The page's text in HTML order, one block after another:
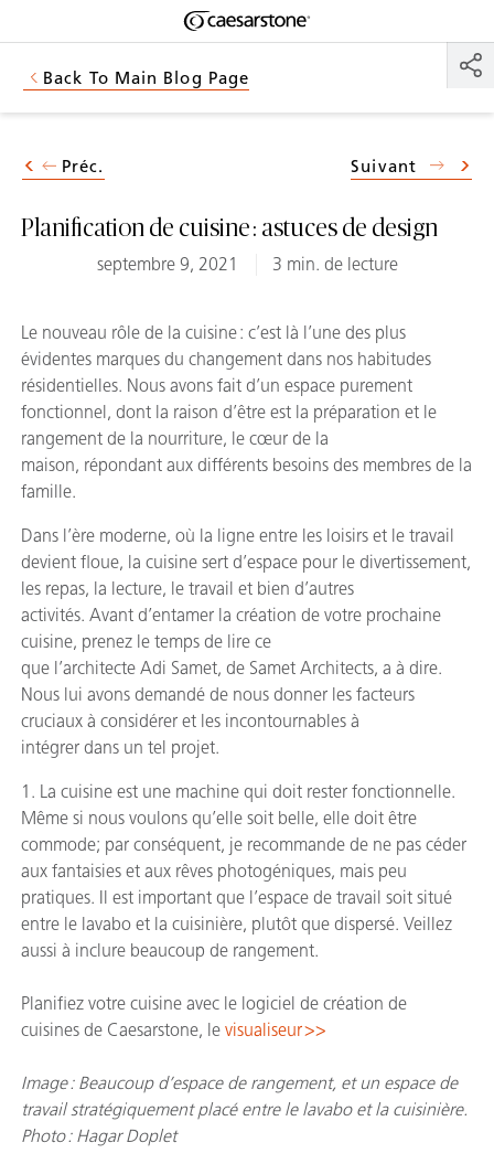
Shaped
by Nature
Back To Main Blog Page
Planification de cuisine : astuces de design
septembre 9, 2021 3 min. de lecture
Préc. Suivant
Le nouveau rôle de la cuisine : c’est là l’une des plus
évidentes marques du changement dans nos habitudes
résidentielles. Nous avons fait d’un espace purement
fonctionnel, dont la raison d’être est la préparation et le
rangement de la nourriture, le cœur de la
maison, répondant aux différents besoins des membres de la
famille.
Dans l’ère moderne, où la ligne entre les loisirs et le travail
devient floue, la cuisine sert d’espace pour le divertissement,
les repas, la lecture, le travail et bien d’autres
activités. Avant d’entamer la création de votre prochaine
cuisine, prenez le temps de lire ce
que l’architecte Adi Samet, de Samet Architects, a à dire.
Nous lui avons demandé de nous donner les facteurs
cruciaux à considérer et les incontournables à
intégrer dans un tel projet.
1. La cuisine est une machine qui doit rester fonctionnelle.
Même si nous voulons qu’elle soit belle, elle doit être
commode; par conséquent, je recommande de ne pas céder
aux fantaisies et aux rêves photogéniques, mais peu
pratiques. Il est important que l’espace de travail soit situé
entre le lavabo et la cuisinière, plutôt que dispersé. Veillez
aussi à inclure beaucoup de rangement.
Planifiez votre cuisine avec le logiciel de création de
cuisines de Caesarstone, le visualiseur >>​
Image : Beaucoup d’espace de rangement, et un espace de
travail stratégiquement placé entre le lavabo et la cuisinière.
Photo : Hagar Doplet